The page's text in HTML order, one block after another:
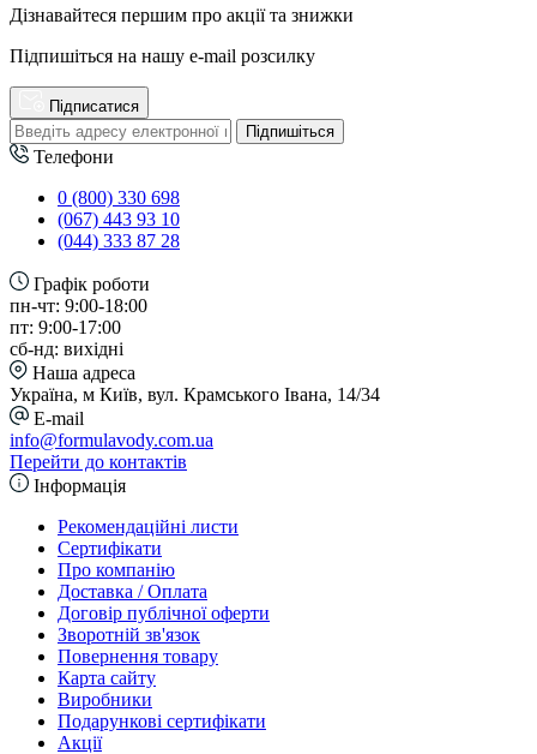
Дізнавайтеся першим про акції та знижки
Підпишіться на нашу e-mail розсилку
Підписатися
Підпишіться
Телефони
0 (800) 330 698
(067) 443 93 10
(044) 333 87 28
Графік роботи
пн-чт: 9:00-18:00
пт: 9:00-17:00
сб-нд: вихідні
Наша адреса
Україна, м Київ, вул. Крамського Івана, 14/34
E-mail
info@formulavody.com.ua
Перейти до контактів
Інформація
Рекомендаційні листи
Сертифікати
Про компанію
Доставка / Оплата
Договір публічної оферти
Зворотній зв'язок
Повернення товару
Карта сайту
Виробники
Подарункові сертифікати
Акції